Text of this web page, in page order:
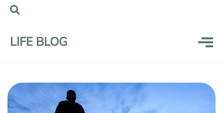
LIFE BLOG